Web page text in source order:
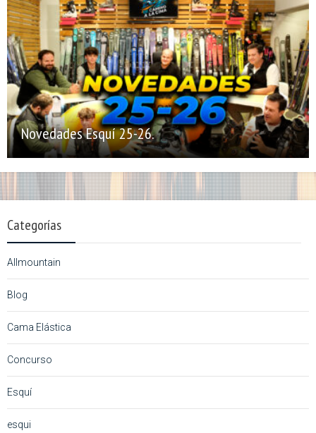
Novedades Esquí 25-26.
Categorías
Allmountain
Blog
Cama Elástica
Concurso
Esquí
esqui